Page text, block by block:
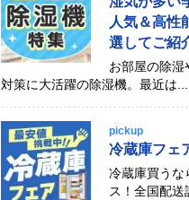
人気＆高性
選してご紹
お部屋の除湿
対策に大活躍の除湿機。最近は...
pickup
冷蔵庫フェ
冷蔵庫買うな
ス！全国配